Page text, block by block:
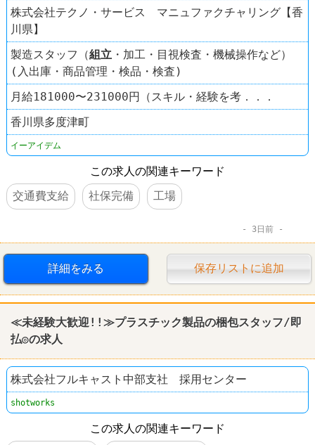
株式会社テクノ・サービス マニュファクチャリング【香
川県】
製造スタッフ（組立 ・加工・目視検査・機械操作など）
(入出庫・商品管理・検品・検査)
月給181000〜231000円（スキル・経験を考．．．
香川県多度津町
イーアイデム
この求人の関連キーワード
交通費支給
社保完備 工場
3日前
詳細をみる 保存リストに追加
≪未経験大歓迎!!≫プラスチック製品の梱包スタッフ/即
払◎の求人
株式会社フルキャスト中部支社 採用センター
shotworks
この求人の関連キーワード